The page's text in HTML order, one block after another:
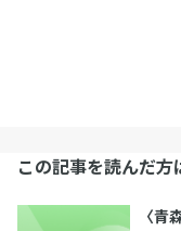
この記事を読んだ
〈青